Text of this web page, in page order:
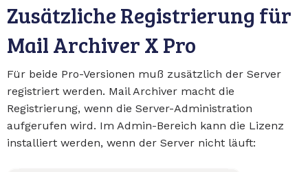
Zusätzliche Registrierung für
Mail Archiver X Pro
Für beide Pro-Versionen muß zusätzlich der Server
registriert werden. Mail Archiver macht die
Registrierung, wenn die Server-Administration
aufgerufen wird. Im Admin-Bereich kann die Lizenz
installiert werden, wenn der Server nicht läuft: